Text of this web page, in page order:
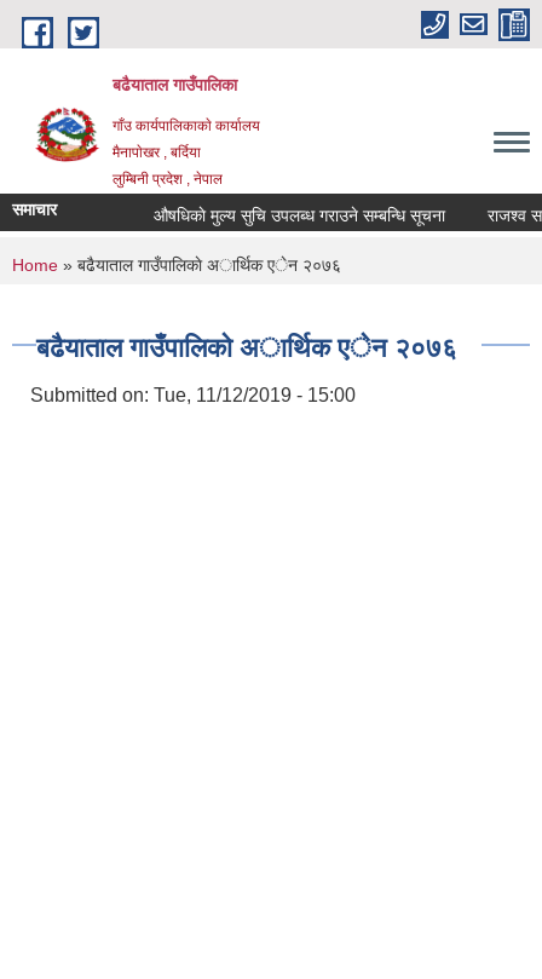
Skip to main content
बढैयाताल गाउँपालिका
गाँउ कार्यपालिकाकाे कार्यालय
मैनापाेखर , बर्दिया
लुम्बिनी प्रदेश , नेपाल
समाचार औषधिकाे मुल्य सुचि उपलब्ध गराउने सम्बन्धि सूचना राजश्व
You are here
Home » बढैयाताल गाउँपालिकाे अार्थिक एेन २०७६
बढैयाताल गाउँपालिकाे अार्थिक एेन २०७६
Submitted on: Tue, 11/12/2019 - 15:00